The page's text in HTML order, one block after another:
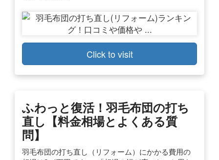
Click to visit
ふわっと復活！羽毛布団の打ち
直し【料金相場とよくある質
問】
羽毛布団の打ち直し（リフォーム）にかかる費用の